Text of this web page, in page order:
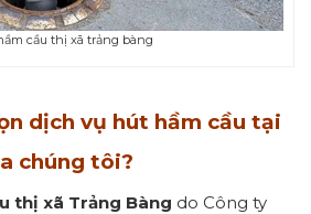
cầu thị xã trảng bàng
dịch vụ hút hầm cầu tại
chúng tôi?
thị xã Trảng Bàng do Công ty